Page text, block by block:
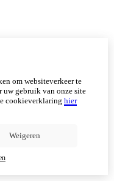
om websiteverkeer te
uw gebruik van onze site
cookieverklaring hier
Weigeren